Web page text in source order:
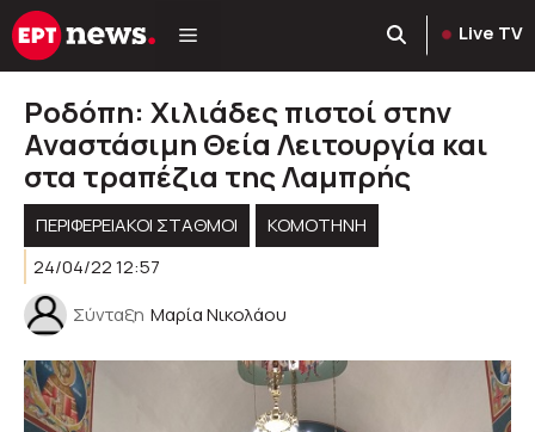
Μετάβαση
σε
Live TV
Ροδόπη: Χιλιάδες πιστοί στην
Αναστάσιμη Θεία Λειτουργία και
στα τραπέζια της Λαμπρής
ΠΕΡΙΦΕΡΕΙΑΚΟΊ ΣΤΑΘΜΟΊ
KOMOTHNH
24/04/22 12:57
Σύνταξη Μαρία Νικολάου